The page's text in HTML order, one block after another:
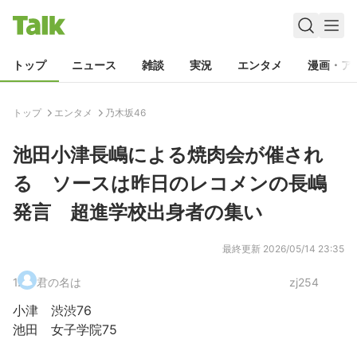
トップ ニュース 雑談 実況 エンタメ 漫画・ア
トップ エンタメ 乃木坂46
池田小津長嶋による焼肉会が催され
る ソースは昨日のレコメンの長嶋
発言 超進学校出身者の集い
最終更新 2026/05/14 23:35
1. 君の名は zj254
小津 渋渋76
池田 女子学院75